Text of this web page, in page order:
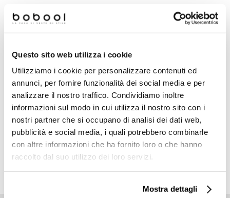
Questo sito web utilizza i cookie
Utilizziamo i cookie per personalizzare contenuti ed
annunci, per fornire funzionalità dei social media e per
analizzare il nostro traffico. Condividiamo inoltre
informazioni sul modo in cui utilizza il nostro sito con i
nostri partner che si occupano di analisi dei dati web,
pubblicità e social media, i quali potrebbero combinarle
con altre informazioni che ha fornito loro o che hanno
raccolto dal suo utilizzo dei loro servizi.
Mostra dettagli
Suggerimenti per la ricerca:
Prova a cercare un termine simile o ad usare meno
termini
Prova a cercare un termine più generico, potrai
utilizzare i filtri per migliorare i risultati della ricerca
filtri che compariranno a sinistra
TORNA ALLA HOMEPAGE